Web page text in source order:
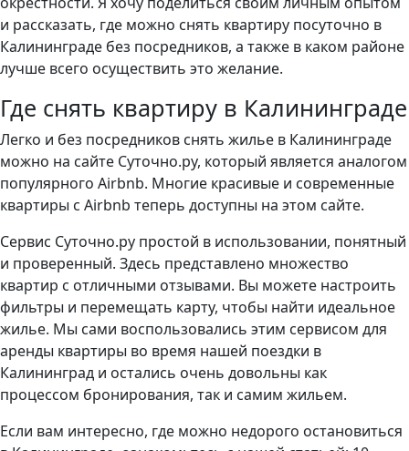
и рассказать, где можно снять квартиру посуточно в
Калининграде без посредников, а также в каком районе
лучше всего осуществить это желание.
Где снять квартиру в Калининграде
Легко и без посредников снять жилье в Калининграде
можно на сайте Суточно.ру, который является аналогом
популярного Airbnb. Многие красивые и современные
квартиры с Airbnb теперь доступны на этом сайте.
Сервис Суточно.ру простой в использовании, понятный
и проверенный. Здесь представлено множество
квартир с отличными отзывами. Вы можете настроить
фильтры и перемещать карту, чтобы найти идеальное
жилье. Мы сами воспользовались этим сервисом для
аренды квартиры во время нашей поездки в
Калининград и остались очень довольны как
процессом бронирования, так и самим жильем.
Если вам интересно, где можно недорого остановиться